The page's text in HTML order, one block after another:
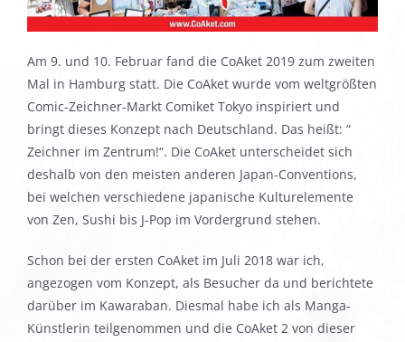
Am 9. und 10. Februar fand die CoAket 2019 zum zweiten
Mal in Hamburg statt. Die CoAket wurde vom weltgrößten
Comic-Zeichner-Markt Comiket Tokyo inspiriert und
bringt dieses Konzept nach Deutschland. Das heißt: “
Zeichner im Zentrum!“. Die CoAket unterscheidet sich
deshalb von den meisten anderen Japan-Conventions,
bei welchen verschiedene japanische Kulturelemente
von Zen, Sushi bis J-Pop im Vordergrund stehen.
Schon bei der ersten CoAket im Juli 2018 war ich,
angezogen vom Konzept, als Besucher da und berichtete
darüber im Kawaraban. Diesmal habe ich als Manga-
Künstlerin teilgenommen und die CoAket 2 von dieser